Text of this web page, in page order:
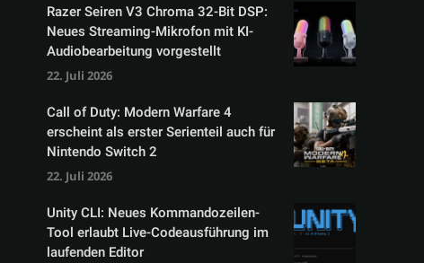
Razer Seiren V3 Chroma 32-Bit DSP:
Neues Streaming-Mikrofon mit KI-
Audiobearbeitung vorgestellt
22. Juli 2026
Call of Duty: Modern Warfare 4
erscheint als erster Serienteil auch für
Nintendo Switch 2
22. Juli 2026
Unity CLI: Neues Kommandozeilen-
Tool erlaubt Live-Codeausführung im
laufenden Editor